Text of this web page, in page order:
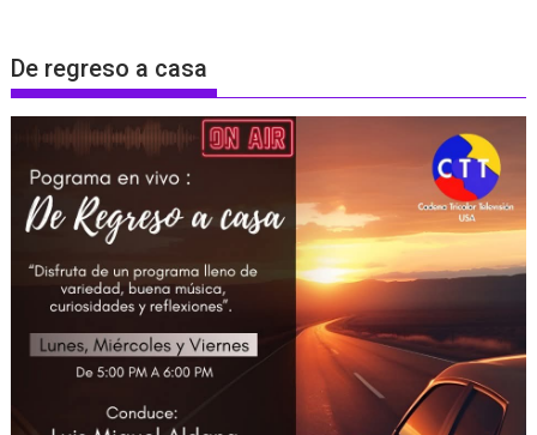
De regreso a casa